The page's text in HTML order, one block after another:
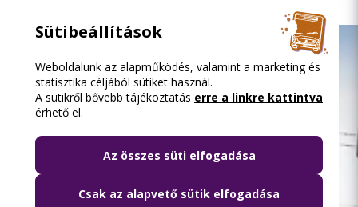
Sütibeállítások
Weboldalunk az alapműködés, valamint a marketing és
statisztika céljából sütiket használ.
A sütikről bővebb tájékoztatás erre a linkre kattintva
érhető el.
Az összes süti elfogadása
Csak az alapvető sütik elfogadása